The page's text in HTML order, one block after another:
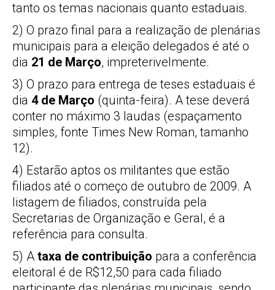
tanto os temas nacionais quanto estaduais.
2) O prazo final para a realização de plenárias
municipais para a eleição delegados é até o
dia 21 de Março, impreterivelmente.
3) O prazo para entrega de teses estaduais é
dia 4 de Março (quinta-feira). A tese deverá
conter no máximo 3 laudas (espaçamento
simples, fonte Times New Roman, tamanho
12).
4) Estarão aptos os militantes que estão
filiados até o começo de outubro de 2009. A
listagem de filiados, construída pela
Secretarias de Organização e Geral, é a
referência para consulta.
5) A taxa de contribuição para a conferência
eleitoral é de R$12,50 para cada filiado